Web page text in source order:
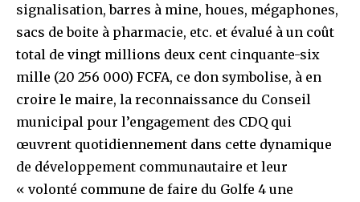
signalisation, barres à mine, houes, mégaphones,
sacs de boite à pharmacie, etc. et évalué à un coût
total de vingt millions deux cent cinquante-six
mille (20 256 000) FCFA, ce don symbolise, à en
croire le maire, la reconnaissance du Conseil
municipal pour l’engagement des CDQ qui
œuvrent quotidiennement dans cette dynamique
de développement communautaire et leur
« volonté commune de faire du Golfe 4 une